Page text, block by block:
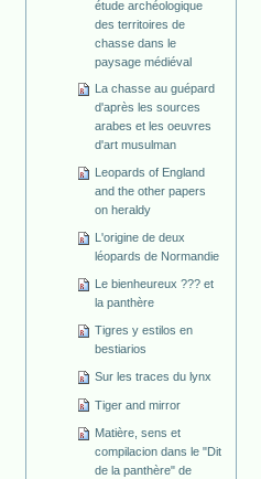
étude archéologique
des territoires de
chasse dans le
paysage médiéval
La chasse au guépard
d'après les sources
arabes et les oeuvres
d'art musulman
Leopards of England
and the other papers
on heraldy
L'origine de deux
léopards de Normandie
Le bienheureux ??? et
la panthère
Tigres y estilos en
bestiarios
Sur les traces du lynx
Tiger and mirror
Matière, sens et
compilacion dans le "Dit
de la panthère" de